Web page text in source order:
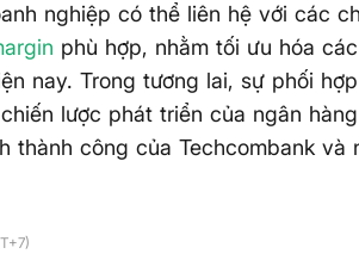
nghiệp có thể liên hệ với các
phù hợp, nhằm tối ưu hóa
nay. Trong tương lai, sự phối
lược phát triển của ngân
thành công của Techcombank và